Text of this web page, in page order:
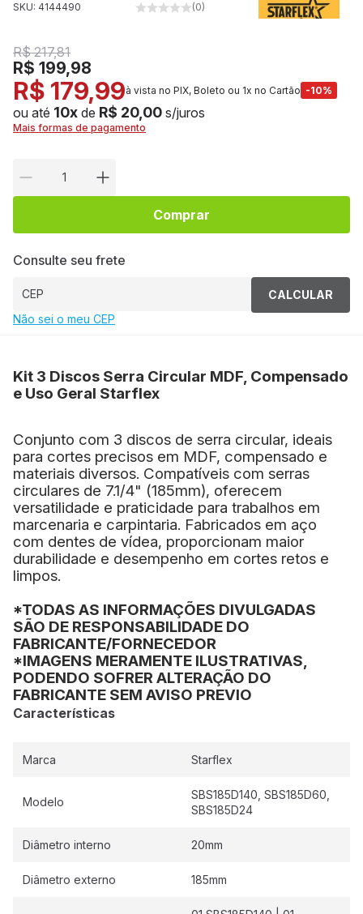
SKU: 4144490 (0)
R$ 217,81
R$ 199,98
R$ 179,99à vista no PIX, Boleto ou 1x no Cartão -10%
ou até 10x de R$ 20,00 s/juros
Mais formas de pagamento
Comprar
Consulte seu frete
CALCULAR
Não sei o meu CEP
Kit 3 Discos Serra Circular MDF, Compensado
e Uso Geral Starflex
Conjunto com 3 discos de serra circular, ideais
para cortes precisos em MDF, compensado e
materiais diversos. Compatíveis com serras
circulares de 7.1/4" (185mm), oferecem
versatilidade e praticidade para trabalhos em
marcenaria e carpintaria. Fabricados em aço
com dentes de vídea, proporcionam maior
durabilidade e desempenho em cortes retos e
limpos.
*TODAS AS INFORMAÇÕES DIVULGADAS
SÃO DE RESPONSABILIDADE DO
FABRICANTE/FORNECEDOR
*IMAGENS MERAMENTE ILUSTRATIVAS,
PODENDO SOFRER ALTERAÇÃO DO
FABRICANTE SEM AVISO PREVIO
Características
Marca Starflex
Modelo
SBS185D140, SBS185D60,
SBS185D24
Diâmetro interno 20mm
Diâmetro externo 185mm